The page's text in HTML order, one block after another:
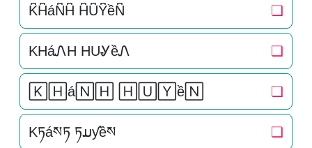
K͆H͆áN͆H͆ H͆U͆Y͆ềN͆ ❏
KHáᏁH HUᎽềᏁ ❏
🄺🄷á🄽🄷 🄷🅄🅈ề🄽 ❏
Kཏáསཏ ཏມƴềས ❏